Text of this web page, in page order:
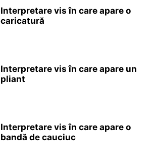
Interpretare vis în care apare o
caricatură
Interpretare vis în care apare un
pliant
Interpretare vis în care apare o
bandă de cauciuc